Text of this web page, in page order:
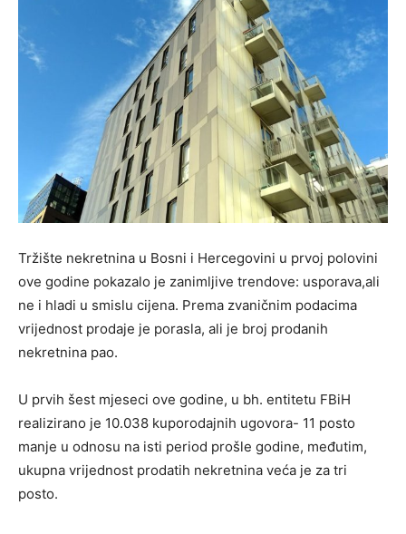
Tržište nekretnina u Bosni i Hercegovini u prvoj polovini
ove godine pokazalo je zanimljive trendove: usporava,ali
ne i hladi u smislu cijena. Prema zvaničnim podacima
vrijednost prodaje je porasla, ali je broj prodanih
nekretnina pao.
U prvih šest mjeseci ove godine, u bh. entitetu FBiH
realizirano je 10.038 kuporodajnih ugovora- 11 posto
manje u odnosu na isti period prošle godine, međutim,
ukupna vrijednost prodatih nekretnina veća je za tri
posto.